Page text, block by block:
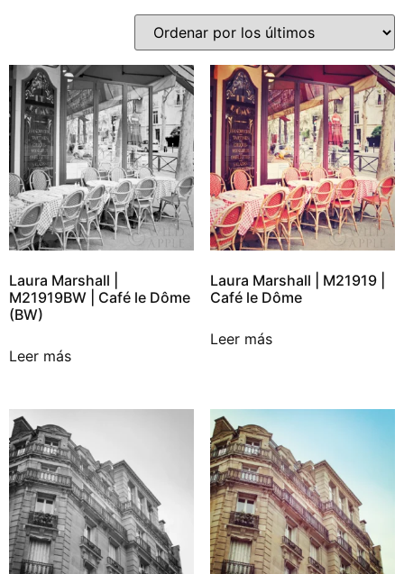
Laura Marshall |
M21919BW | Café le Dôme
(BW)
Leer más
Laura Marshall | M21919 |
Café le Dôme
Leer más